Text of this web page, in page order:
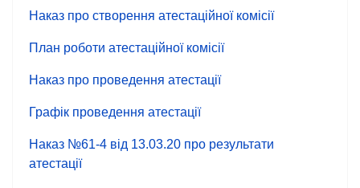
Наказ про створення атестаційної комісії
План роботи атестаційної комісії
Наказ про проведення атестації
Графік проведення атестації
Наказ №61-4 від 13.03.20 про результати
атестації